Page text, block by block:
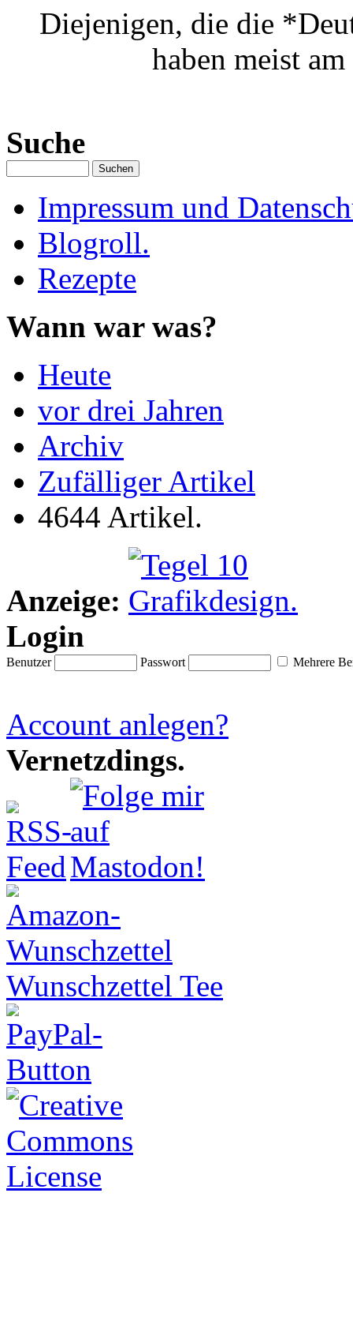
Diejenigen, die die
haben meist
Suche
Impressum und
Blogroll.
Rezepte
Wann war was?
Heute
vor drei Jahren
Archiv
Zufälliger Artikel
4644 Artikel.
Anzeige:
Login
Benutzer Passwort Mehrere
Account anlegen?
Vernetzdings.
Wunschzettel Tee